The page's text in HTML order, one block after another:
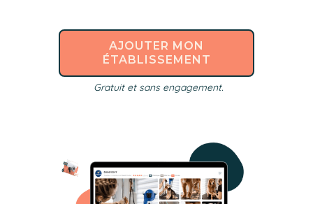
AJOUTER MON
ÉTABLISSEMENT
Gratuit et sans engagement.